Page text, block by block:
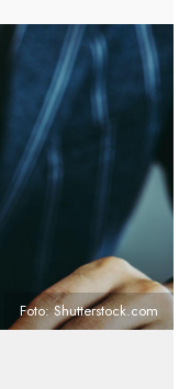
Foto: Shutterstock.com